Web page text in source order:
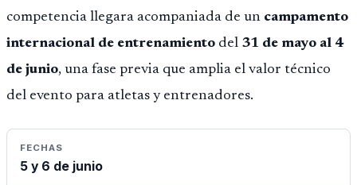
competencia llegara acompaniada de un campamento
internacional de entrenamiento del 31 de mayo al 4
de junio, una fase previa que amplia el valor técnico
del evento para atletas y entrenadores.
FECHAS
5 y 6 de junio